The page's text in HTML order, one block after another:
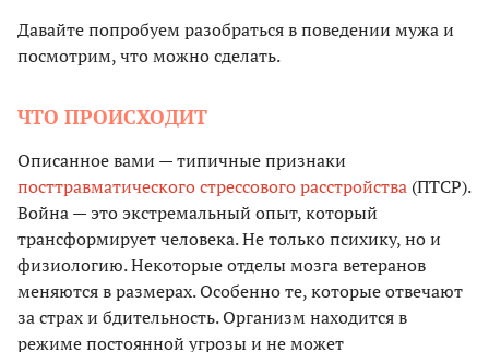
Давайте попробуем разобраться в поведении мужа и
посмотрим, что можно сделать.
ЧТО ПРОИСХОДИТ
Описанное вами — типичные признаки
посттравматического стрессового расстройства (ПТСР).
Война — это экстремальный опыт, который
трансформирует человека. Не только психику, но и
физиологию. Некоторые отделы мозга ветеранов
меняются в размерах. Особенно те, которые отвечают
за страх и бдительность. Организм находится в
режиме постоянной угрозы и не может